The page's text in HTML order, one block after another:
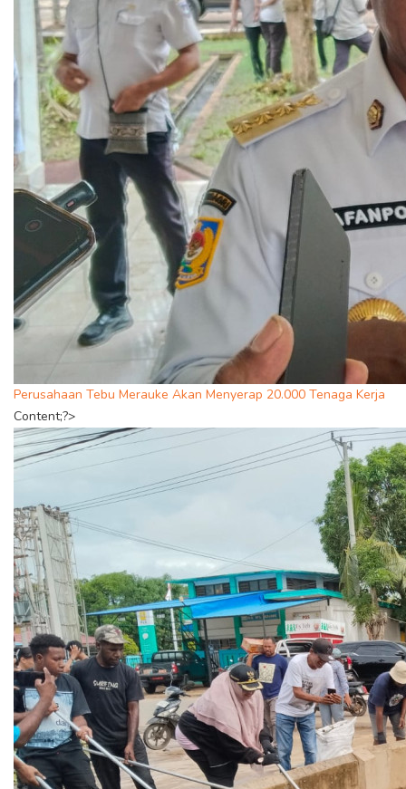
Perusahaan Tebu Merauke Akan Menyerap 20.000 Tenaga Kerja
Content;?>